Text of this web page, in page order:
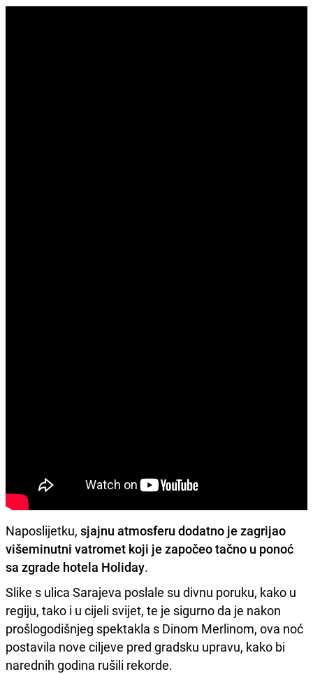
Naposlijetku, sjajnu atmosferu dodatno je zagrijao
višeminutni vatromet koji je započeo tačno u ponoć
sa zgrade hotela Holiday.
Slike s ulica Sarajeva poslale su divnu poruku, kako u
regiju, tako i u cijeli svijet, te je sigurno da je nakon
prošlogodišnjeg spektakla s Dinom Merlinom, ova noć
postavila nove ciljeve pred gradsku upravu, kako bi
narednih godina rušili rekorde.